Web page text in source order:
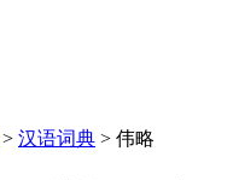
> 汉语词典 > 伟略